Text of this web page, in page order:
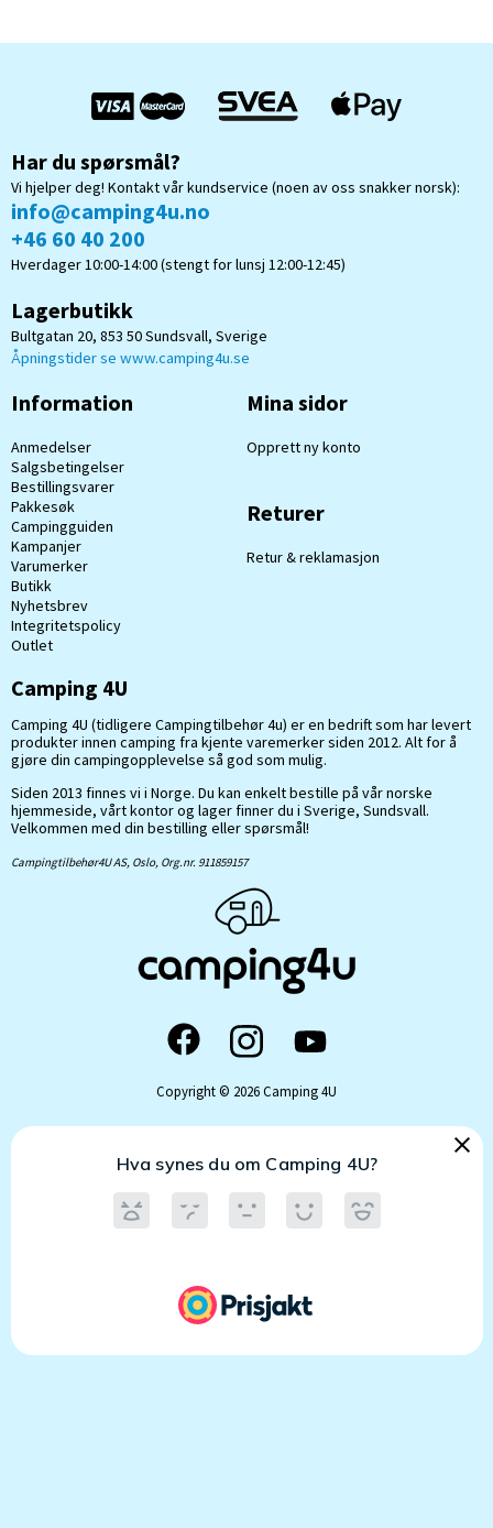
Har du spørsmål?
Vi hjelper deg! Kontakt vår kundservice (noen av oss snakker norsk):
info@camping4u.no
+46 60 40 200
Hverdager 10:00-14:00 (stengt for lunsj 12:00-12:45)
Lagerbutikk
Bultgatan 20, 853 50 Sundsvall, Sverige
Åpningstider se www.camping4u.se
Information
Anmedelser
Salgsbetingelser
Bestillingsvarer
Pakkesøk
Campingguiden
Kampanjer
Varumerker
Butikk
Nyhetsbrev
Integritetspolicy
Outlet
Mina sidor
Opprett ny konto
Returer
Retur & reklamasjon
Camping 4U
Camping 4U (tidligere Campingtilbehør 4u) er en bedrift som har levert
produkter innen camping fra kjente varemerker siden 2012. Alt for å
gjøre din campingopplevelse så god som mulig.
Siden 2013 finnes vi i Norge. Du kan enkelt bestille på vår norske
hjemmeside, vårt kontor og lager finner du i Sverige, Sundsvall.
Velkommen med din bestilling eller spørsmål!
Campingtilbehør4U AS, Oslo, Org.nr. 911859157
Copyright © 2026 Camping 4U